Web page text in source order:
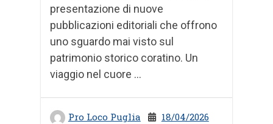
Pro Loco Puglia
18/04/2026
presentazione di nuove
pubblicazioni editoriali che offrono
uno sguardo mai visto sul
patrimonio storico coratino. Un
viaggio nel cuore ...